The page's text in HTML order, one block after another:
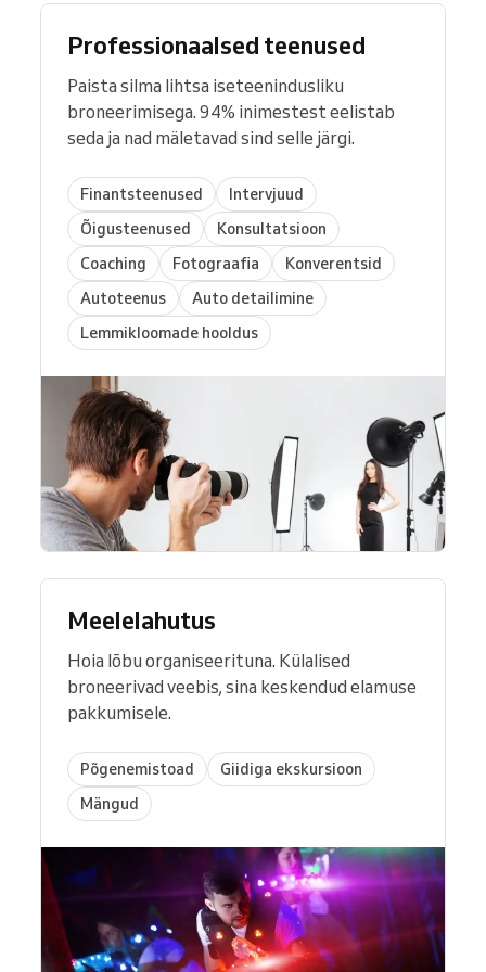
Professionaalsed teenused
Paista silma lihtsa iseteenindusliku
broneerimisega. 94% inimestest eelistab
seda ja nad mäletavad sind selle järgi.
Finantsteenused
Intervjuud
Õigusteenused
Konsultatsioon
Coaching
Fotograafia
Konverentsid
Autoteenus
Auto detailimine
Lemmikloomade hooldus
Meelelahutus
Hoia lõbu organiseerituna. Külalised
broneerivad veebis, sina keskendud elamuse
pakkumisele.
Põgenemistoad
Giidiga ekskursioon
Mängud